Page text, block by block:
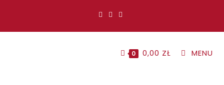
0 0,00 ZŁ MENU